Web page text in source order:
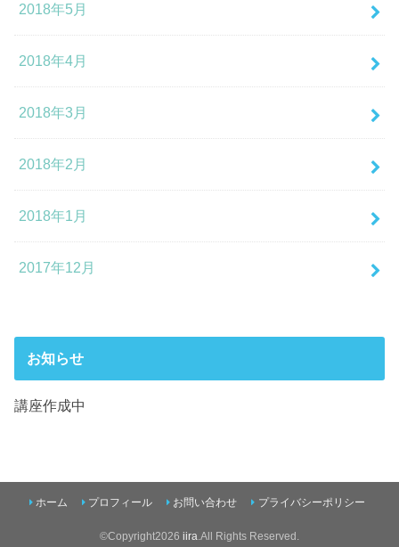
2018年5月
2018年4月
2018年3月
2018年2月
2018年1月
2017年12月
お知らせ
講座作成中
ホーム プロフィール お問い合わせ プライバシーポリシー
©Copyright2026 iira .All Rights Reserved.